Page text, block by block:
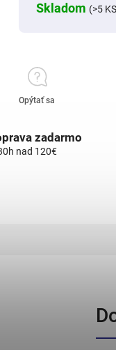
Skladom (>5
Opýtať sa
zadarmo
nad 120€